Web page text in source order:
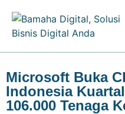
Microsoft Buka
Indonesia
106.000 Tenaga